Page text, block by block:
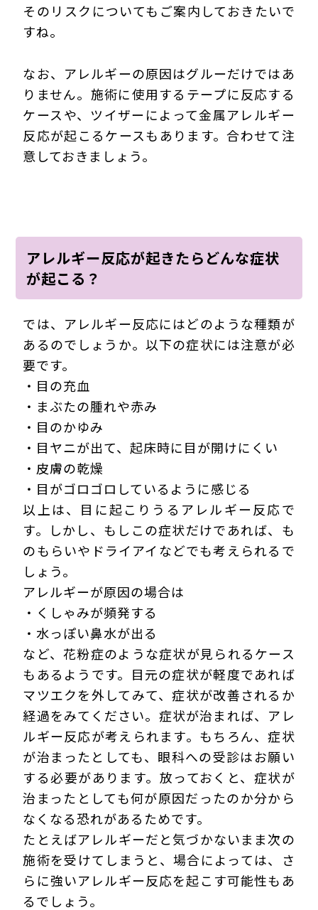
そのリスクについてもご案内しておきたいで
すね。
なお、アレルギーの原因はグルーだけではあ
りません。施術に使用するテープに反応する
ケースや、ツイザーによって金属アレルギー
反応が起こるケースもあります。合わせて注
意しておきましょう。
アレルギー反応が起きたらどんな症状
が起こる？
では、アレルギー反応にはどのような種類が
あるのでしょうか。以下の症状には注意が必
要です。
・目の充血
・まぶたの腫れや赤み
・目のかゆみ
・目ヤニが出て、起床時に目が開けにくい
・皮膚の乾燥
・目がゴロゴロしているように感じる
以上は、目に起こりうるアレルギー反応で
す。しかし、もしこの症状だけであれば、も
のもらいやドライアイなどでも考えられるで
しょう。
アレルギーが原因の場合は
・くしゃみが頻発する
・水っぽい鼻水が出る
など、花粉症のような症状が見られるケース
もあるようです。目元の症状が軽度であれば
マツエクを外してみて、症状が改善されるか
経過をみてください。症状が治まれば、アレ
ルギー反応が考えられます。もちろん、症状
が治まったとしても、眼科への受診はお願い
する必要があります。放っておくと、症状が
治まったとしても何が原因だったのか分から
なくなる恐れがあるためです。
たとえばアレルギーだと気づかないまま次の
施術を受けてしまうと、場合によっては、さ
らに強いアレルギー反応を起こす可能性もあ
るでしょう。